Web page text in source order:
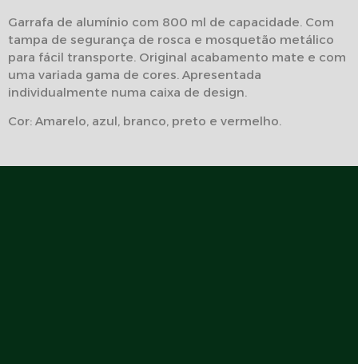
Garrafa de alumínio com 800 ml de capacidade. Com
tampa de segurança de rosca e mosquetão metálico
para fácil transporte. Original acabamento mate e com
uma variada gama de cores. Apresentada
individualmente numa caixa de design.
Cor: Amarelo, azul, branco, preto e vermelho.